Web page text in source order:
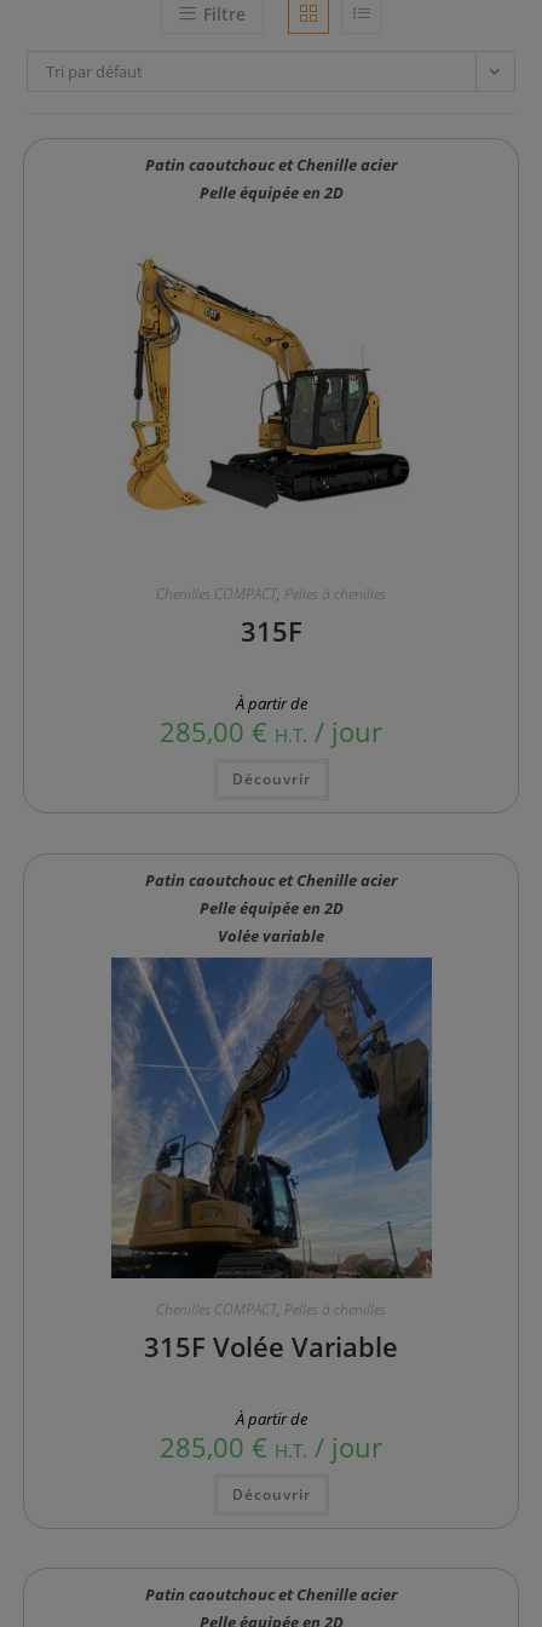
Filtre
Tri par défaut
Patin caoutchouc et Chenille acier
Pelle équipée en 2D
Chenilles COMPACT, Pelles à chenilles
315F
À partir de
285,00 € H.T. / jour
Découvrir
plusieurs
Les
peuvent
être
choisies
la
page
du
produit
Patin caoutchouc et Chenille acier
Pelle équipée en 2D
Volée variable
Chenilles COMPACT, Pelles à chenilles
315F Volée Variable
À partir de
285,00 € H.T. / jour
Découvrir
plusieurs
Les
peuvent
être
Patin caoutchouc et Chenille acier
Pelle équipée en 2D